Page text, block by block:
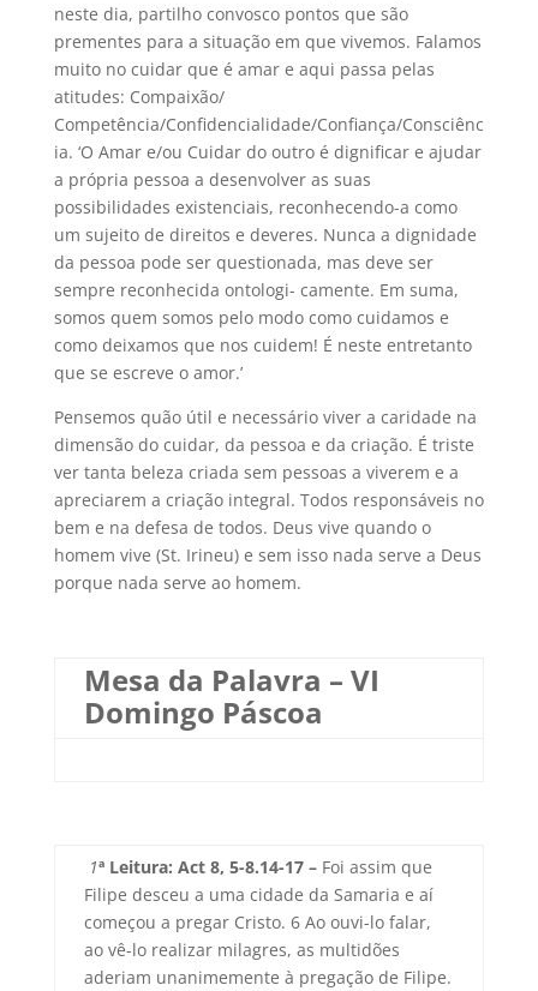
neste dia, partilho convosco pontos que são
prementes para a situação em que vivemos. Falamos
muito no cuidar que é amar e aqui passa pelas
atitudes: Compaixão/
Competência/Confidencialidade/Confiança/Consciênc
ia. ‘O Amar e/ou Cuidar do outro é dignificar e ajudar
a própria pessoa a desenvolver as suas
possibilidades existenciais, reconhecendo-a como
um sujeito de direitos e deveres. Nunca a dignidade
da pessoa pode ser questionada, mas deve ser
sempre reconhecida ontologi- camente. Em suma,
somos quem somos pelo modo como cuidamos e
como deixamos que nos cuidem! É neste entretanto
que se escreve o amor.’
Pensemos quão útil e necessário viver a caridade na
dimensão do cuidar, da pessoa e da criação. É triste
ver tanta beleza criada sem pessoas a viverem e a
apreciarem a criação integral. Todos responsáveis no
bem e na defesa de todos. Deus vive quando o
homem vive (St. Irineu) e sem isso nada serve a Deus
porque nada serve ao homem.
Mesa da Palavra – VI
Domingo Páscoa
1ª Leitura: Act 8, 5-8.14-17 – Foi assim que
Filipe desceu a uma cidade da Samaria e aí
começou a pregar Cristo. 6 Ao ouvi-lo falar,
ao vê-lo realizar milagres, as multidões
aderiam unanimemente à pregação de Filipe.